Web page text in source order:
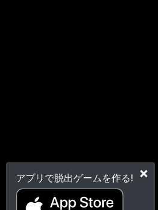
×
アプリで脱出ゲームを作る!